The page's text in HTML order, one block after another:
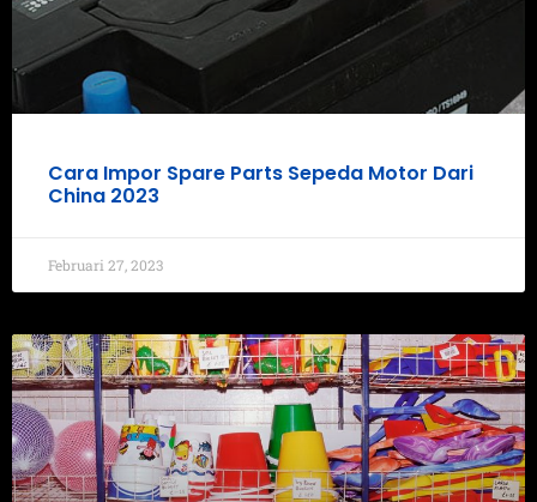
Cara Impor Spare Parts Sepeda Motor Dari
China 2023
Februari 27, 2023